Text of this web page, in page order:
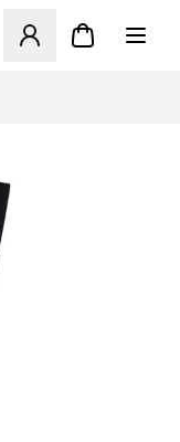
una finestra modale